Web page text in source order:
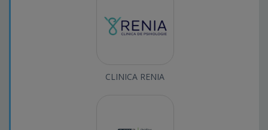
CLINICA RENIA